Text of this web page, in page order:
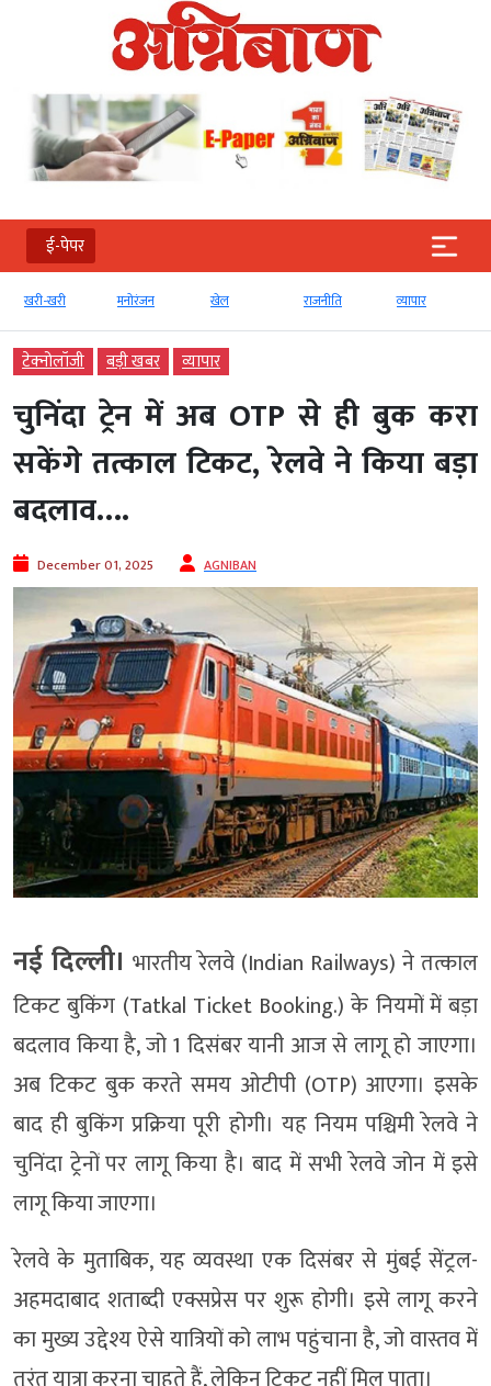
ई-पेपर
खरी-खरी मनोरंजन खेल राजनीति व्‍यापार
टेक्‍नोलॉजी बड़ी खबर व्‍यापार
चुनिंदा ट्रेन में अब OTP से ही बुक करा
सकेंगे तत्काल टिकट, रेलवे ने किया बड़ा
बदलाव….
December 01, 2025 AGNIBAN
नई दिल्ली। भारतीय रेलवे (Indian Railways) ने तत्काल
टिकट बुकिंग (Tatkal Ticket Booking.) के नियमों में बड़ा
बदलाव किया है, जो 1 दिसंबर यानी आज से लागू हो जाएगा।
अब टिकट बुक करते समय ओटीपी (OTP) आएगा। इसके
बाद ही बुकिंग प्रक्रिया पूरी होगी। यह नियम पश्चिमी रेलवे ने
चुनिंदा ट्रेनों पर लागू किया है। बाद में सभी रेलवे जोन में इसे
लागू किया जाएगा।
रेलवे के मुताबिक, यह व्यवस्था एक दिसंबर से मुंबई सेंट्रल-
अहमदाबाद शताब्दी एक्सप्रेस पर शुरू होगी। इसे लागू करने
का मुख्य उद्देश्य ऐसे यात्रियों को लाभ पहुंचाना है, जो वास्तव में